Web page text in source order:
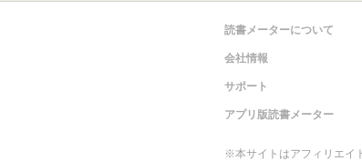
読書メーターについて
会社情報
サポート
アプリ版読書メーター
※本サイトはアフィリエイ